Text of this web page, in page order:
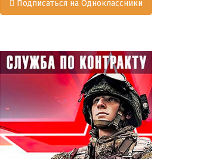
Подписаться на Одноклассники